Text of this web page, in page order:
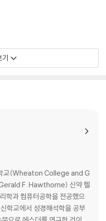
기
교(Wheaton College and G
F. Hawthorne) 신약 헬
학과 컴퓨터공학을 전공했으
학교에서 성경해석학을 공부